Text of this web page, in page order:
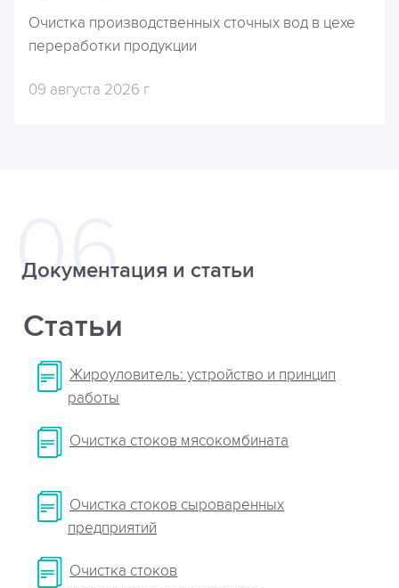
Очистка производственных сточных вод в цехе
переработки продукции
09 августа 2026 г
Документация и статьи
Статьи
Жироуловитель: устройство и принцип
работы
Очистка стоков мясокомбината
Очистка стоков сыроваренных
предприятий
Очистка стоков